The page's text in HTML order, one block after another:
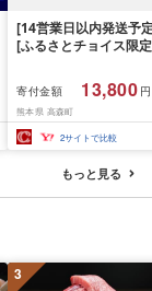
[14営業日以内発送予
[ふるさとチョイス限定
だわら 熊本県 高森町
リジナル米 計
10kg(5kg×2袋)精米 お
米 米 5kg×2 10kg
寄付金額 13,800
熊本県 高森町
2サイトで比較
もっと見る
3